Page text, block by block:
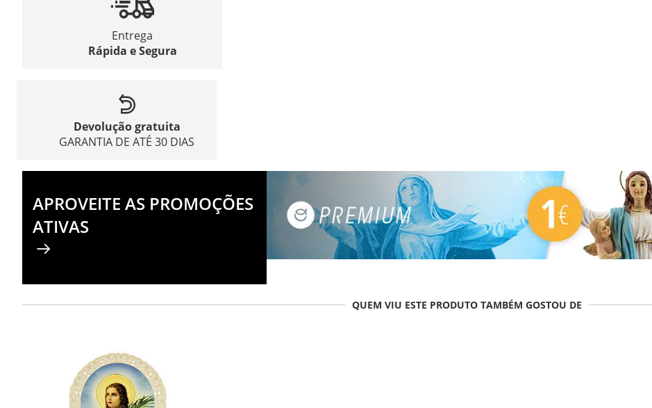
Entrega
Rápida e Segura
Devolução gratuita
GARANTIA DE ATÉ 30 DIAS
APROVEITE AS PROMOÇÕES
ATIVAS
QUEM VIU ESTE PRODUTO TAMBÉM GOSTOU DE